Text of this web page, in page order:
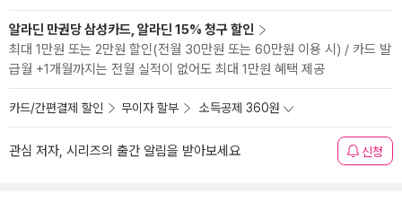
알라딘 만권당 삼성카드, 알라딘 15% 청구 할인
최대 1만원 또는 2만원 할인(전월 30만원 또는 60만원 이용 시) / 카드 발
급월 +1개월까지는 전월 실적이 없어도 최대 1만원 혜택 제공
카드/간편결제 할인 무이자 할부 소득공제 360원
관심 저자, 시리즈의 출간 알림을 받아보세요 신청